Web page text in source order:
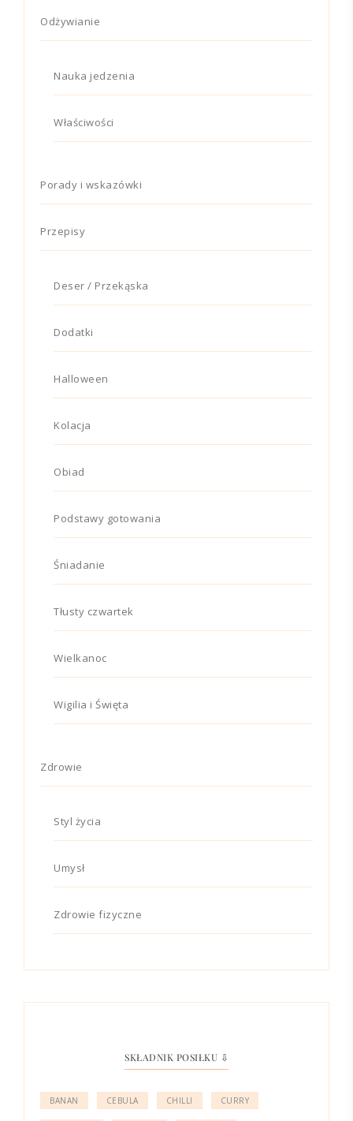
Odżywianie
Nauka jedzenia
Właściwości
Porady i wskazówki
Przepisy
Deser / Przekąska
Dodatki
Halloween
Kolacja
Obiad
Podstawy gotowania
Śniadanie
Tłusty czwartek
Wielkanoc
Wigilia i Święta
Zdrowie
Styl życia
Umysł
Zdrowie fizyczne
SKŁADNIK POSIŁKU ⇩
BANAN CEBULA CHILLI CURRY